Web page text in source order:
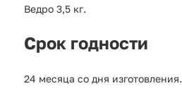
Ведро 3,5 кг.
Срок годности
24 месяца со дня изготовления.